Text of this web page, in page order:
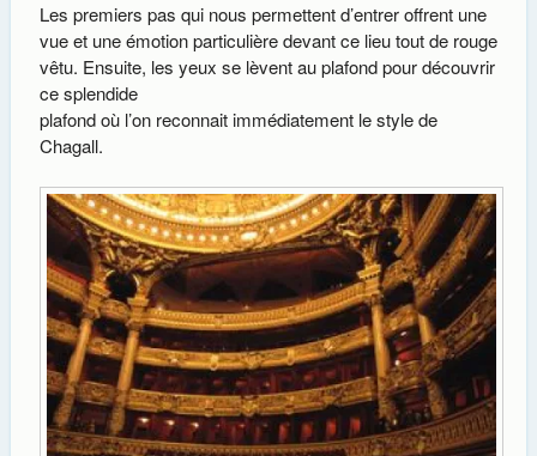
Les premiers pas qui nous permettent d’entrer offrent une
vue et une émotion particulière devant ce lieu tout de rouge
vêtu. Ensuite, les yeux se lèvent au plafond pour découvrir
ce splendide
plafond où l’on reconnait immédiatement le style de
Chagall.